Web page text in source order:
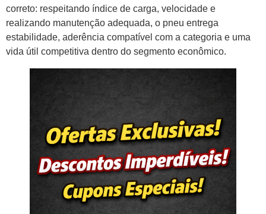
correto: respeitando índice de carga, velocidade e
realizando manutenção adequada, o pneu entrega
estabilidade, aderência compatível com a categoria e uma
vida útil competitiva dentro do segmento econômico.